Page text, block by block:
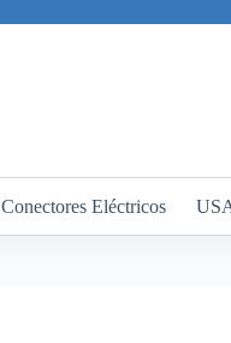
Conectores Eléctricos